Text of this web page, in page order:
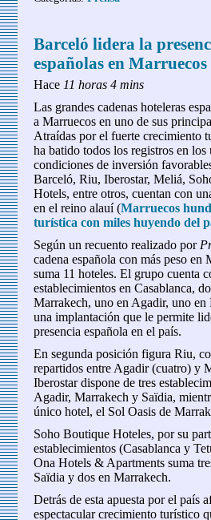
Barceló lidera la
españolas en Marruecos
Hace 11 horas 4 mins
Las grandes cadenas hoteleras
a Marruecos en uno de sus
Atraídas por el fuerte crecimiento
ha batido todos los registros en
condiciones de inversión
Barceló, Riu, Iberostar, Meliá,
Hotels, entre otros, cuentan con
en el reino alauí (Marruecos
turística con miles huyendo del
Según un recuento realizado por
cadena española con más peso en
suma 11 hoteles. El grupo cuenta
establecimientos en Casablanca,
Marrakech, uno en Agadir, uno en
una implantación que le permite
presencia española en el país.
En segunda posición figura Riu,
repartidos entre Agadir (cuatro) y
Iberostar dispone de tres
Agadir, Marrakech y Saïdia,
único hotel, el Sol Oasis de
Soho Boutique Hoteles, por su
establecimientos (Casablanca y
Ona Hotels & Apartments suma
Saïdia y dos en Marrakech.
Detrás de esta apuesta por el país
espectacular crecimiento turístico